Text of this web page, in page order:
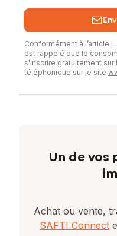
Conformément à l’article
est rappelé que le
s’inscrire gratuitement
téléphonique sur le site
Un de vos
Achat ou vente,
SAFTI Connect